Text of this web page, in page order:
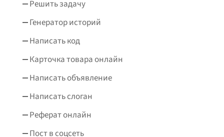
Решить задачу
Генератор историй
Написать код
Карточка товара онлайн
Написать объявление
Написать слоган
Реферат онлайн
Пост в соцсеть